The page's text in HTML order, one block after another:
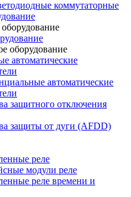
коммутаторные
оборудование
автоматические
автоматические
защитного отключения
защиты от дуги (AFDD)
реле
модули реле
реле времени и